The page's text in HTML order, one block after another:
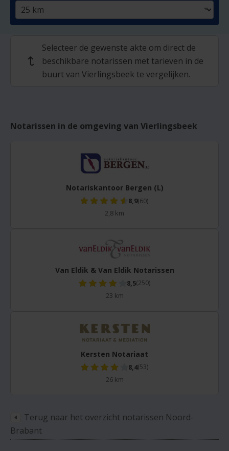
↩
Selecteer de gewenste akte om direct de
beschikbare notarissen met tarieven in de
buurt van Vierlingsbeek te vergelijken.
Notarissen in de omgeving van Vierlingsbeek
Notariskantoor Bergen (L)
8,9(60)
2,8 km
Van Eldik & Van Eldik Notarissen
8,5(250)
23 km
Kersten Notariaat
8,4(53)
26 km
Terug naar het overzicht notarissen Noord-
Brabant